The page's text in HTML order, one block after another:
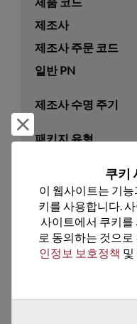
제조사
제조사 주문 코드
일반 PN
제조사 수명 주기
패키지 유형
ROHS 준수
리드프리
패키지 유형
패키지 수량
쿠키
이 웹사이트는 기
키를 사용합니다.
사이트에서 쿠키를
로 동의하는 것으
인정보 보호정책 및